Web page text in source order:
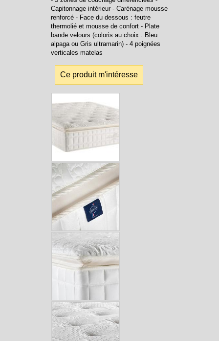
Capitonnage intérieur - Carénage mousse
renforcé - Face du dessous : feutre
thermolié et mousse de confort - Plate
bande velours (coloris au choix : Bleu
alpaga ou Gris ultramarin) - 4 poignées
verticales matelas
Ce produit m'intéresse